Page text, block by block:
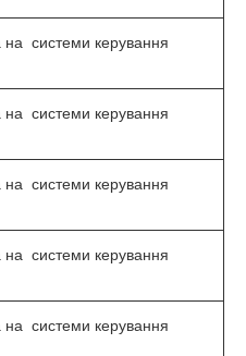
на системи керування
на системи керування
на системи керування
на системи керування
на системи керування